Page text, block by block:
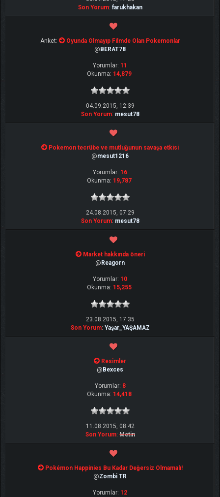
Son Yorum: farukhakan
Anket:
Oyunda Olmayıp Filmde Olan Pokemonlar
@ BERAT78
Yorumlar: 11
Okunma: 14,879
04.09.2015, 12:39
Son Yorum: mesut78
Pokemon tecrübe ve mutluğunun savaşa etkisi
@mesut1216
Yorumlar: 16
Okunma: 19,787
24.08.2015, 07:29
Son Yorum: mesut78
Market hakkında öneri
@ Reagorn
Yorumlar: 10
Okunma: 15,255
23.08.2015, 17:35
Son Yorum: Yaşar_YAŞAMAZ
Resimler
@ Bexces
Yorumlar: 8
Okunma: 14,418
11.08.2015, 08:42
Son Yorum:Metin
Pokémon Happinies Bu Kadar Değersiz Olmamalı!
@Zombi TR
Yorumlar: 12